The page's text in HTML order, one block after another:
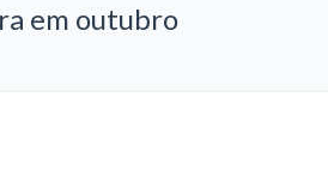
em outubro